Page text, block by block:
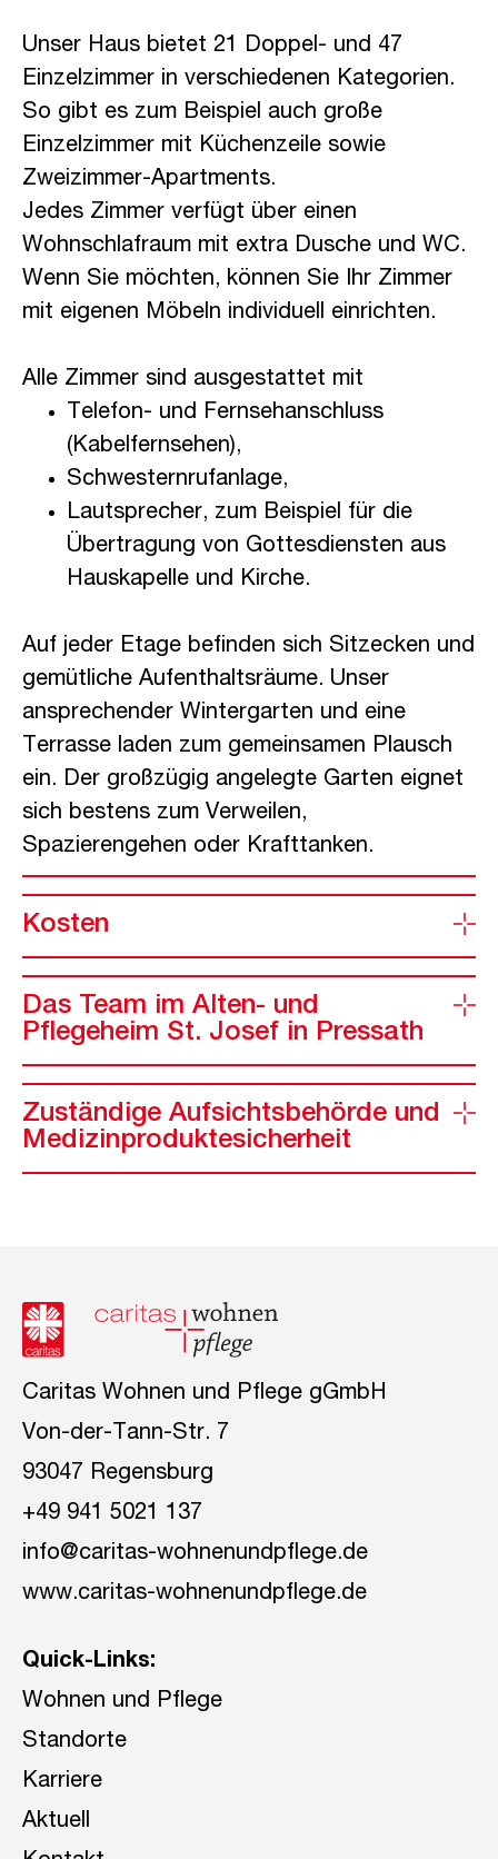
Unser Haus bietet 21 Doppel- und 47
Einzelzimmer in verschiedenen Kategorien.
So gibt es zum Beispiel auch große
Einzelzimmer mit Küchenzeile sowie
Zweizimmer-Apartments.
Jedes Zimmer verfügt über einen
Wohnschlafraum mit extra Dusche und WC.
Wenn Sie möchten, können Sie Ihr Zimmer
mit eigenen Möbeln individuell einrichten.
Alle Zimmer sind ausgestattet mit
Telefon- und Fernsehanschluss
(Kabelfernsehen),
Schwesternrufanlage,
Lautsprecher, zum Beispiel für die
Übertragung von Gottesdiensten aus
Hauskapelle und Kirche.
Auf jeder Etage befinden sich Sitzecken und
gemütliche Aufenthaltsräume. Unser
ansprechender Wintergarten und eine
Terrasse laden zum gemeinsamen Plausch
ein. Der großzügig angelegte Garten eignet
sich bestens zum Verweilen,
Spazierengehen oder Krafttanken.
Kosten
Das Team im Alten- und
Pflegeheim St. Josef in Pressath
Zuständige Aufsichtsbehörde und
Medizinproduktesicherheit
Caritas Wohnen und Pflege gGmbH
Von-der-Tann-Str. 7
93047 Regensburg
+49 941 5021 137
info@caritas-wohnenundpflege.de
www.caritas-wohnenundpflege.de
Quick-Links:
Wohnen und Pflege
Standorte
Karriere
Aktuell